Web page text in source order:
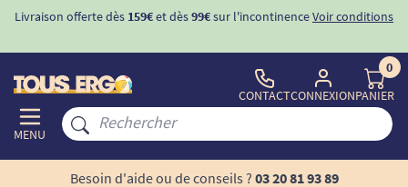
Livraison offerte dès 159€et dès99€sur l'incontinenceVoir conditions
MENU
CONTACTCONNEXION
0
PANIER
Besoin d'aide ou de conseils ? 03 20 81 93 89